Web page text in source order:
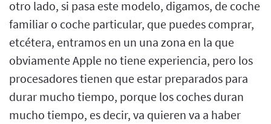
otro lado, si pasa este modelo, digamos, de coche
familiar o coche particular, que puedes comprar,
etcétera, entramos en un una zona en la que
obviamente Apple no tiene experiencia, pero los
procesadores tienen que estar preparados para
durar mucho tiempo, porque los coches duran
mucho tiempo, es decir, va quieren va a haber